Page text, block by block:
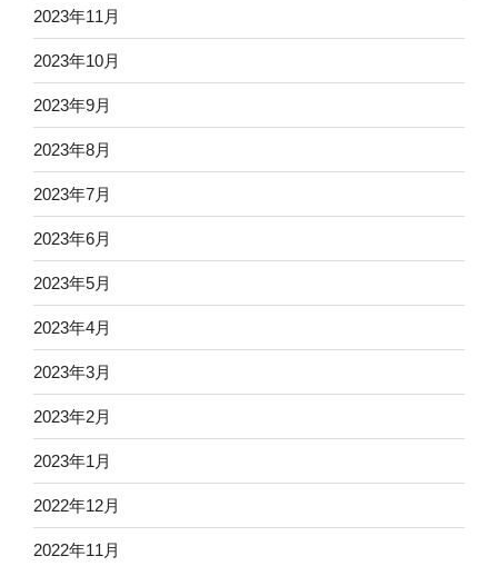
2023年11月
2023年10月
2023年9月
2023年8月
2023年7月
2023年6月
2023年5月
2023年4月
2023年3月
2023年2月
2023年1月
2022年12月
2022年11月